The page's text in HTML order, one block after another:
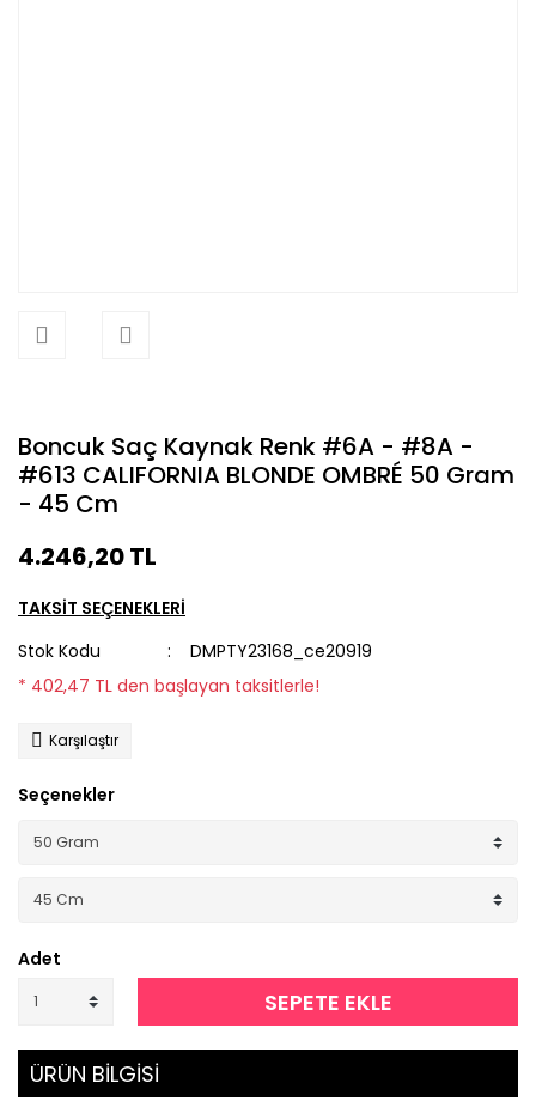
Boncuk Saç Kaynak Renk #6A - #8A -
#613 CALIFORNIA BLONDE OMBRÉ 50 Gram
- 45 Cm
4.246,20 TL
TAKSİT SEÇENEKLERİ
Stok Kodu
DMPTY23168_ce20919
* 402,47 TL den başlayan taksitlerle!
Karşılaştır
Seçenekler
Adet
SEPETE EKLE
ÜRÜN BİLGİSİ